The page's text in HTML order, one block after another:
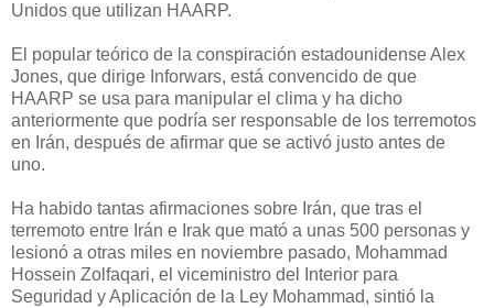
Unidos que utilizan HAARP.
El popular teórico de la conspiración estadounidense Alex
Jones, que dirige Inforwars, está convencido de que
HAARP se usa para manipular el clima y ha dicho
anteriormente que podría ser responsable de los terremotos
en Irán, después de afirmar que se activó justo antes de
uno.
Ha habido tantas afirmaciones sobre Irán, que tras el
terremoto entre Irán e Irak que mató a unas 500 personas y
lesionó a otras miles en noviembre pasado, Mohammad
Hossein Zolfaqari, el viceministro del Interior para
Seguridad y Aplicación de la Ley Mohammad, sintió la